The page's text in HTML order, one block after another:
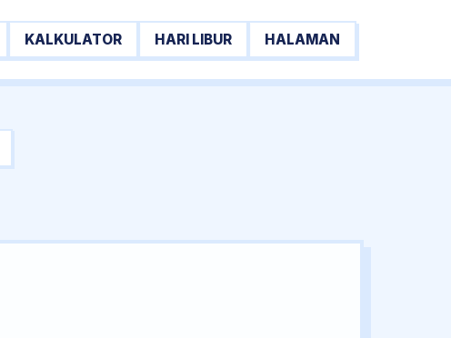
KALKULATOR HARI LIBUR HALAMAN